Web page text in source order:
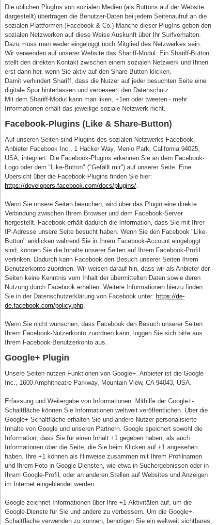
Die üblichen PlugIns von sozialen Medien (als Buttons auf der Website
dargestellt) übertragen die Benutzer-Daten bei jedem Seitenaufruf an die
sozialen Plattformen (Facebook & Co.) Manche dieser PlugIns geben den
sozialen Netzwerken auf diese Weise Auskunft über Ihr Surfverhalten.
Dazu muss man weder eingeloggt noch Mitglied des Netzwerkes sein.
Wir verwenden auf unserer Website das Shariff-Modul. Ein Shariff-Button
stellt den direkten Kontakt zwischen einem sozialen Netzwerk und Ihnen
erst dann her, wenn Sie aktiv auf den Share-Button klicken.
Damit verhindert Shariff, dass die Nutzer auf jeder besuchten Seite eine
digitale Spur hinterlassen und verbeseert den Datenschutz.
Mit dem Shariff-Modul kann man liken, +1en oder tweeten - mehr
Informationen erhält das jeweilige soziale Netzwerk nicht.
Facebook-Plugins (Like & Share-Button)
Auf unseren Seiten sind Plugins des sozialen Netzwerks Facebook,
Anbieter Facebook Inc., 1 Hacker Way, Menlo Park, California 94025,
USA, integriert. Die Facebook-Plugins erkennen Sie an dem Facebook-
Logo oder dem "Like-Button" ("Gefällt mir") auf unserer Seite. Eine
Übersicht über die Facebook-Plugins finden Sie hier:
https://developers.facebook.com/docs/plugins/.
Wenn Sie unsere Seiten besuchen, wird über das Plugin eine direkte
Verbindung zwischen Ihrem Browser und dem Facebook-Server
hergestellt. Facebook erhält dadurch die Information, dass Sie mit Ihrer
IP-Adresse unsere Seite besucht haben. Wenn Sie den Facebook "Like-
Button" anklicken während Sie in Ihrem Facebook-Account eingeloggt
sind, können Sie die Inhalte unserer Seiten auf Ihrem Facebook-Profil
verlinken. Dadurch kann Facebook den Besuch unserer Seiten Ihrem
Benutzerkonto zuordnen. Wir weisen darauf hin, dass wir als Anbieter der
Seiten keine Kenntnis vom Inhalt der übermittelten Daten sowie deren
Nutzung durch Facebook erhalten. Weitere Informationen hierzu finden
Sie in der Datenschutzerklärung von Facebook unter: https://de-
de.facebook.com/policy.php.
Wenn Sie nicht wünschen, dass Facebook den Besuch unserer Seiten
Ihrem Facebook-Nutzerkonto zuordnen kann, loggen Sie sich bitte aus
Ihrem Facebook-Benutzerkonto aus.
Google+ Plugin
Unsere Seiten nutzen Funktionen von Google+. Anbieter ist die Google
Inc., 1600 Amphitheatre Parkway, Mountain View, CA 94043, USA.
Erfassung und Weitergabe von Informationen: Mithilfe der Google+-
Schaltfläche können Sie Informationen weltweit veröffentlichen. Über die
Google+-Schaltfläche erhalten Sie und andere Nutzer personalisierte
Inhalte von Google und unseren Partnern. Google speichert sowohl die
Information, dass Sie für einen Inhalt +1 gegeben haben, als auch
Informationen über die Seite, die Sie beim Klicken auf +1 angesehen
haben. Ihre +1 können als Hinweise zusammen mit Ihrem Profilnamen
und Ihrem Foto in Google-Diensten, wie etwa in Suchergebnissen oder in
Ihrem Google-Profil, oder an anderen Stellen auf Websites und Anzeigen
im Internet eingeblendet werden.
Google zeichnet Informationen über Ihre +1-Aktivitäten auf, um die
Google-Dienste für Sie und andere zu verbessern. Um die Google+-
Schaltfläche verwenden zu können, benötigen Sie ein weltweit sichtbares,